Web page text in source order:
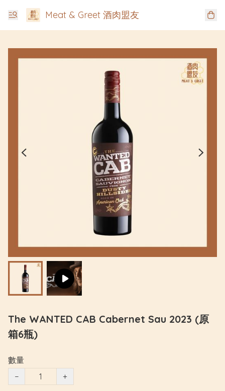
Meat & Greet 酒肉盟友
The WANTED CAB Cabernet Sau 2023 (原
箱6瓶)
數量
−
+